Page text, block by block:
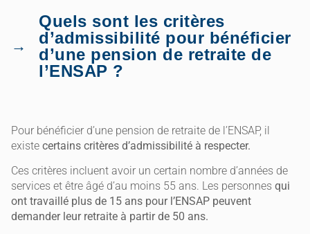
Quels sont les critères
d’admissibilité pour bénéficier
d’une pension de retraite de
l’ENSAP ?
Pour bénéficier d’une pension de retraite de l’ENSAP, il
existe certains critères d’admissibilité à respecter.
Ces critères incluent avoir un certain nombre d’années de
services et être âgé d’au moins 55 ans. Les personnes qui
ont travaillé plus de 15 ans pour l’ENSAP peuvent
demander leur retraite à partir de 50 ans.